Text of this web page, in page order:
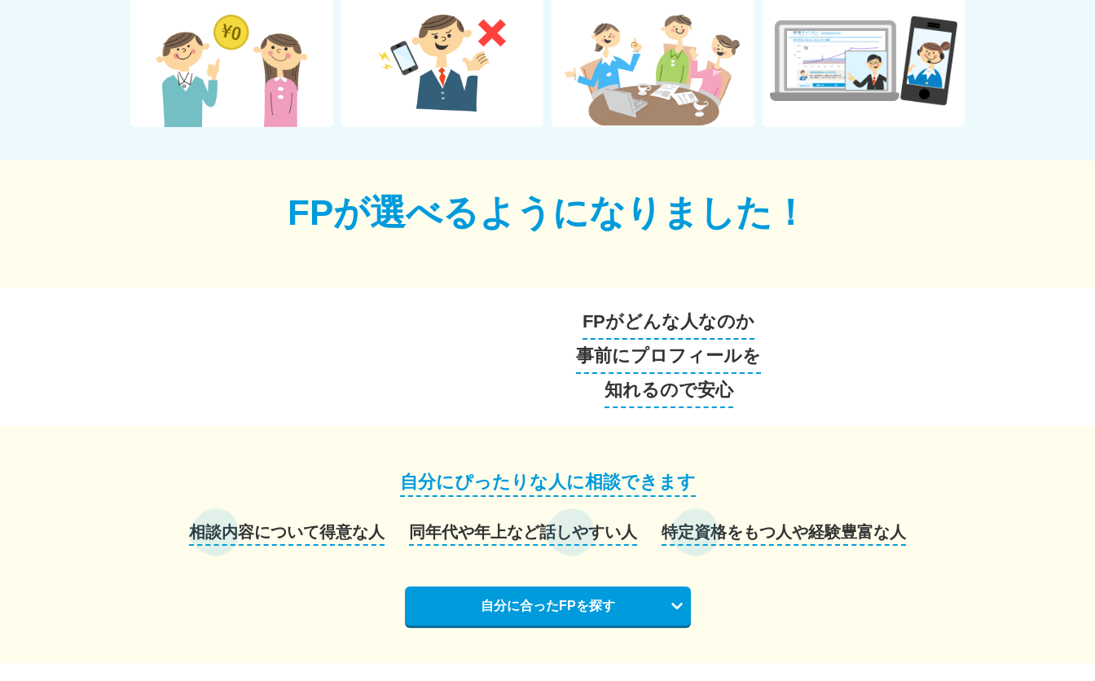
FPが選べるようになりました！
FPがどんな人なのか
事前にプロフィールを
知れるので安心
自分にぴったりな人に相談できます
相談内容について得意な人 同年代や年上など話しやすい人 特定資格をもつ人や経験豊富な人
自分に合ったFPを探す